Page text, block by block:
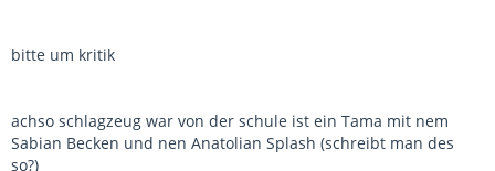
bitte um kritik
achso schlagzeug war von der schule ist ein Tama mit nem
Sabian Becken und nen Anatolian Splash (schreibt man des
so?)